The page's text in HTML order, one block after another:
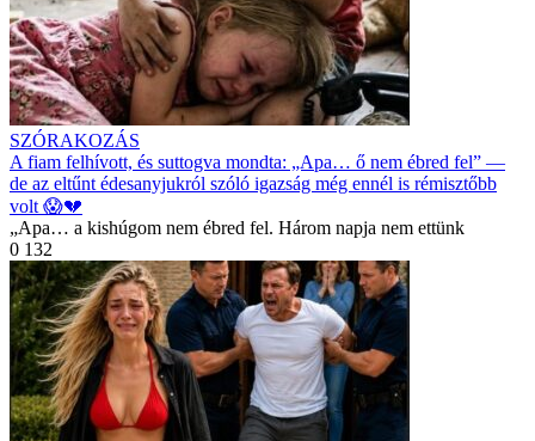
SZÓRAKOZÁS
A fiam felhívott, és suttogva mondta: „Apa… ő nem ébred fel” —
de az eltűnt édesanyjukról szóló igazság még ennél is rémisztőbb
volt 😱💔
„Apa… a kishúgom nem ébred fel. Három napja nem ettünk
0 132